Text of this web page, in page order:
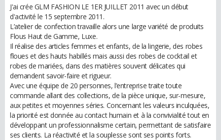
J'ai crée GLM FASHION LE 1ER JUILLET 2011 avec un début
d'activité le 15 septembre 2011.
L’atelier de confection travaille alors une large variété de produits
Flous Haut de Gamme, Luxe.
Il réalise des articles femmes et enfants, de la lingerie, des robes
floues et des hauts habillés mais aussi des robes de cocktail et
robes de mariées, dans des matières souvent délicates qui
demandent savoir-faire et rigueur.
Avec une équipe de 20 personnes, l’entreprise traite toute
commande allant des collections, de la pièce unique, sur-mesure,
aux petites et moyennes séries. Concernant les valeurs inculquées,
la priorité est donnée au contact humain et à la convivialité tout en
développant un professionnalisme certain, permettant de satisfaire
ses clients. La réactivité et la souplesse sont ses points forts.